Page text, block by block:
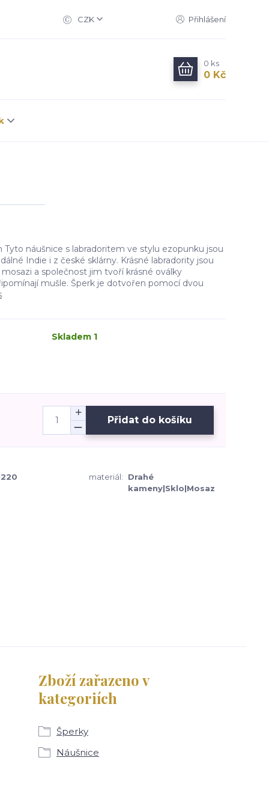
CZK Přihlášení
0 ks
0 Kč
Tyto náušnice s labradoritem ve stylu ezopunku jsou
Indie i z české sklárny. Krásné labradority jsou
a společnost jim tvoří krásné oválky
mušle. Šperk je dotvořen pomocí dvou
Skladem 1
Přidat do košíku
materiál:
Drahé
kameny|Sklo|Mosaz
Zboží zařazeno v
kategoriích
Šperky
Náušnice